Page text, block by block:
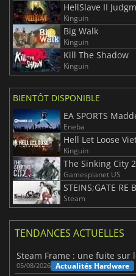
HellSlave II
Kinguin
Big Walk
Kinguin
Kill The Shadow
Kinguin
BIENTÔT DISPONIBLE
EA SPORTS
Eneba
Hell Let Loose
Kinguin
The Sinking City 2
Gamesplanet US
STEINS;GATE RE
Steam
TENDANCES ACTUELLES
05/08/2026 Actualités Hardware